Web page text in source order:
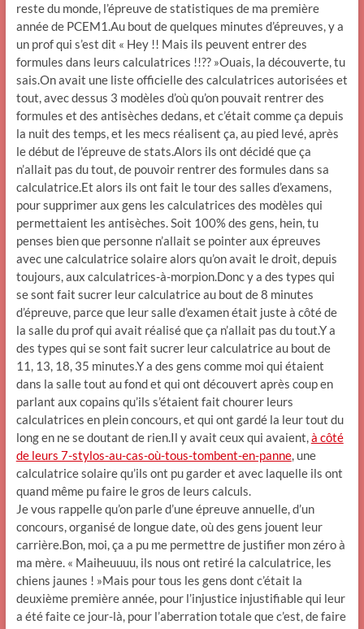
reste du monde, l’épreuve de statistiques de ma première
année de PCEM1.Au bout de quelques minutes d’épreuves, y a
un prof qui s’est dit « Hey !! Mais ils peuvent entrer des
formules dans leurs calculatrices !!?? »Ouais, la découverte, tu
sais.On avait une liste officielle des calculatrices autorisées et
tout, avec dessus 3 modèles d’où qu’on pouvait rentrer des
formules et des antisèches dedans, et c’était comme ça depuis
la nuit des temps, et les mecs réalisent ça, au pied levé, après
le début de l’épreuve de stats.Alors ils ont décidé que ça
n’allait pas du tout, de pouvoir rentrer des formules dans sa
calculatrice.Et alors ils ont fait le tour des salles d’examens,
pour supprimer aux gens les calculatrices des modèles qui
permettaient les antisèches. Soit 100% des gens, hein, tu
penses bien que personne n’allait se pointer aux épreuves
avec une calculatrice solaire alors qu’on avait le droit, depuis
toujours, aux calculatrices-à-morpion.Donc y a des types qui
se sont fait sucrer leur calculatrice au bout de 8 minutes
d’épreuve, parce que leur salle d’examen était juste à côté de
la salle du prof qui avait réalisé que ça n’allait pas du tout.Y a
des types qui se sont fait sucrer leur calculatrice au bout de
11, 13, 18, 35 minutes.Y a des gens comme moi qui étaient
dans la salle tout au fond et qui ont découvert après coup en
parlant aux copains qu’ils s’étaient fait chourer leurs
calculatrices en plein concours, et qui ont gardé la leur tout du
long en ne se doutant de rien.Il y avait ceux qui avaient,à côté
de leurs 7-stylos-au-cas-où-tous-tombent-en-panne, une
calculatrice solaire qu’ils ont pu garder et avec laquelle ils ont
quand même pu faire le gros de leurs calculs.
Je vous rappelle qu’on parle d’une épreuve annuelle, d’un
concours, organisé de longue date, où des gens jouent leur
carrière.Bon, moi, ça a pu me permettre de justifier mon zéro à
ma mère. « Maiheuuuu, ils nous ont retiré la calculatrice, les
chiens jaunes ! »Mais pour tous les gens dont c’était la
deuxième première année, pour l’injustice injustifiable qui leur
a été faite ce jour-là, pour l’aberration totale que c’est, de faire